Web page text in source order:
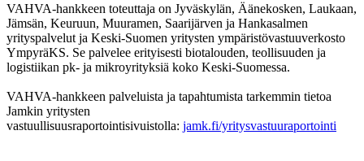
VAHVA-hankkeen toteuttaja on Jyväskylän, Äänekosken, Laukaan,
Jämsän, Keuruun, Muuramen, Saarijärven ja Hankasalmen
yrityspalvelut ja Keski-Suomen yritysten ympäristövastuuverkosto
YmpyräKS. Se palvelee erityisesti biotalouden, teollisuuden ja
logistiikan pk- ja mikroyrityksiä koko Keski-Suomessa.
VAHVA-hankkeen palveluista ja tapahtumista tarkemmin tietoa
Jamkin yritysten
vastuullisuusraportointisivuistolla: jamk.fi/yritysvastuuraportointi